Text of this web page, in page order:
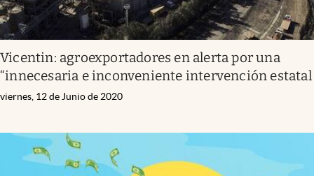
Vicentin: agroexportadores en alerta por una
“innecesaria e inconveniente intervención estatal
viernes, 12 de Junio de 2020